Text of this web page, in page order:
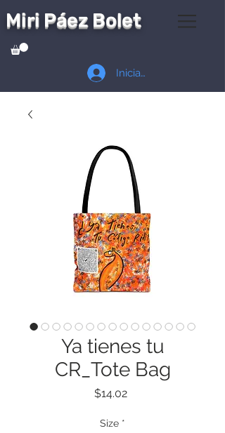
Miri Páez Bolet
Iniciar sesión
Ya tienes tu
CR_Tote Bag
$14.02Precio
Size *